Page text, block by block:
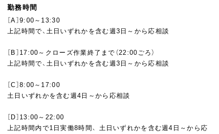
勤務時間
［A］9:00～13:30
上記時間で、土日いずれかを含む週3日～から応相談
［B］17:00～クローズ作業終了まで（22:00ごろ）
上記時間で、土日いずれかを含む週3日～から応相談
［C］8:00～17:00
土日いずれかを含む週4日～から応相談
［D］13:00～22:00
上記時間内で1日実働8時間、 土日いずれかを含む週4日～から応